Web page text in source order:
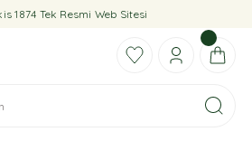
1874 Tek Resmi Web Sitesi